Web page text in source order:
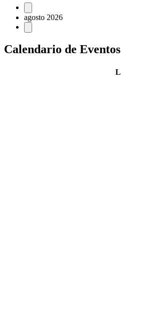
Eventos
agosto 2026
Calendario de Eventos
Llunes